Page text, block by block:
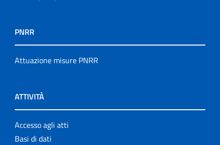
PNRR
Attuazione misure PNRR
ATTIVITÀ
Accesso agli atti
Basi di dati